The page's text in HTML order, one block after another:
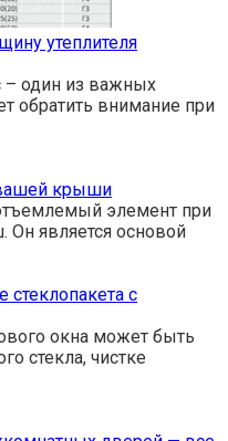
утеплителя
– один из важных
обратить внимание при
крыши
элемент при
Он является основой
стеклопакета с
окна может быть
стекла, чистке